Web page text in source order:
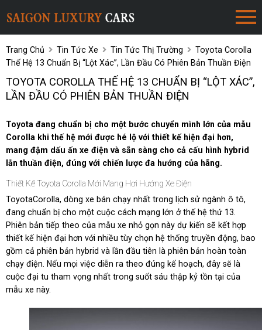
Trang Chủ Tin Tức Xe Tin Tức Thị Trường
Toyota Corolla
Thế Hệ 13 Chuẩn Bị “lột Xác”, Lần Đầu Có Phiên Bản Thuần Điện
TOYOTA COROLLA THẾ HỆ 13 CHUẨN BỊ “LỘT XÁC”,
LẦN ĐẦU CÓ PHIÊN BẢN THUẦN ĐIỆN
Toyota đang chuẩn bị cho một bước chuyển mình lớn của mẫu
Corolla khi thế hệ mới được hé lộ với thiết kế hiện đại hơn,
mang đậm dấu ấn xe điện và sẵn sàng cho cả cấu hình hybrid
lẫn thuần điện, đúng với chiến lược đa hướng của hãng.
Thiết Kế Toyota Corolla Mới Mang Hơi Hướng Xe Điện
ToyotaCorolla, dòng xe bán chạy nhất trong lịch sử ngành ô tô,
đang chuẩn bị cho một cuộc cách mạng lớn ở thế hệ thứ 13.
Phiên bản tiếp theo của mẫu xe nhỏ gọn này dự kiến ​​sẽ kết hợp
thiết kế hiện đại hơn với nhiều tùy chọn hệ thống truyền động, bao
gồm cả phiên bản hybrid và lần đầu tiên là phiên bản hoàn toàn
chạy điện. Nếu mọi việc diễn ra theo đúng kế hoạch, đây sẽ là
cuộc đại tu tham vọng nhất trong suốt sáu thập kỷ tồn tại của
mẫu xe này.